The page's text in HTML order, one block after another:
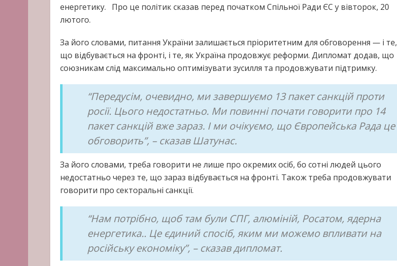
енергетику. Про це політик сказав перед початком Спільної Ради ЄС у вівторок, 20
лютого.
За його словами, питання України залишається пріоритетним для обговорення — і те,
що відбувається на фронті, і те, як Україна продовжує реформи. Дипломат додав, що
союзникам слід максимально оптимізувати зусилля та продовжувати підтримку.
“Передусім, очевидно, ми завершуємо 13 пакет санкцій проти
росії. Цього недостатньо. Ми повинні почати говорити про 14
пакет санкцій вже зараз. І ми очікуємо, що Європейська Рада це
обговорить”, – сказав Шатунас.
За його словами, треба говорити не лише про окремих осіб, бо сотні людей цього
недостатньо через те, що зараз відбувається на фронті. Також треба продовжувати
говорити про секторальні санкції.
“Нам потрібно, щоб там були СПГ, алюміній, Росатом, ядерна
енергетика.. Це єдиний спосіб, яким ми можемо впливати на
російську економіку”, – сказав дипломат.